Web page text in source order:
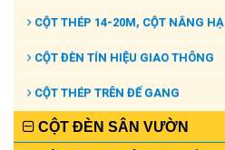
CỘT THÉP 14-20M, CỘT NÂNG HẠ
CỘT ĐÈN TÍN HIỆU GIAO THÔNG
CỘT THÉP TRÊN ĐẾ GANG
CỘT ĐÈN SÂN VƯỜN